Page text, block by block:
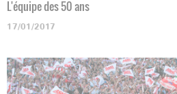
L'équipe des 50 ans
17/01/2017